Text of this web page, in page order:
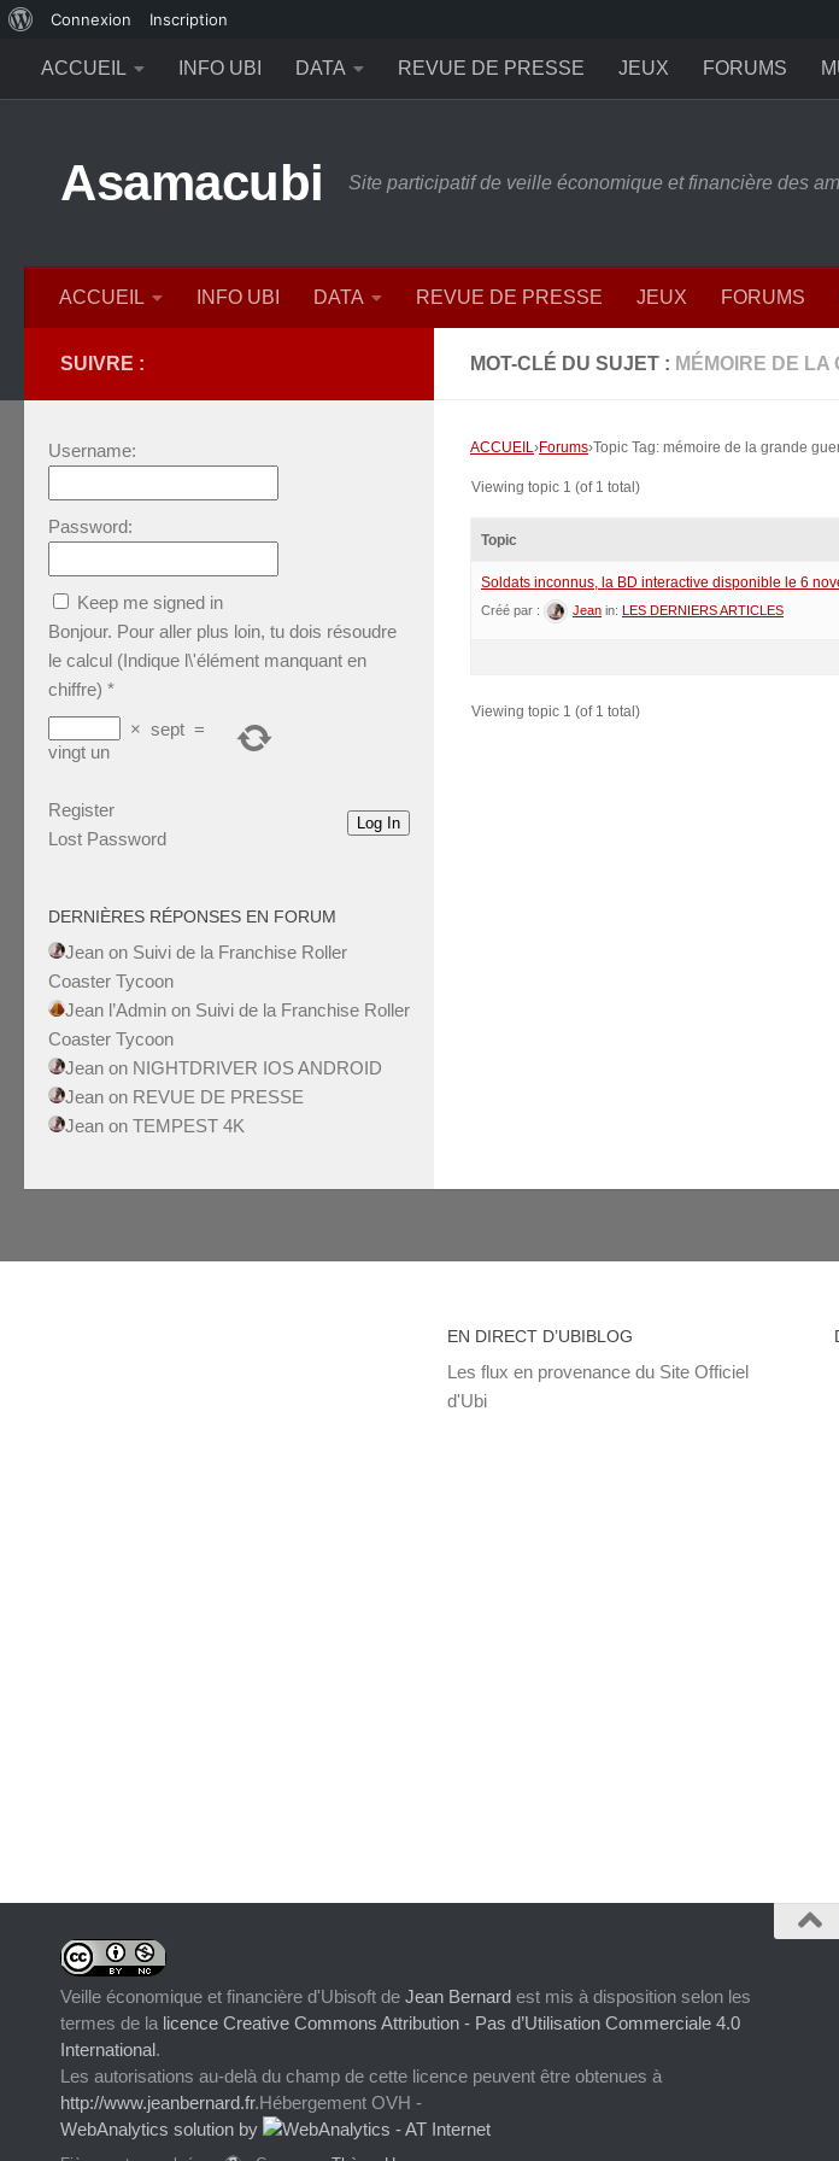
propos
de
Connexion Inscription
ACCUEIL
INFO UBI DATA REVUE DE PRESSE JEUX FORUMS
Asamacubi Site participatif de veille économique et financière des
ACCUEIL INFO UBI DATA REVUE DE PRESSE JEUX FORUMS
MOT-CLÉ DU SUJET : MÉMOIRE DE LA
ACCUEIL›Forums›Topic Tag: mémoire de la grande
Viewing topic 1 (of 1 total)
Topic
Soldats inconnus, la BD interactive disponible le 6
Créé par : Jean in: LES DERNIERS ARTICLES
Viewing topic 1 (of 1 total)
SUIVRE :
Username:
Password:
Keep me signed in
Bonjour. Pour aller plus loin, tu dois résoudre
le calcul (Indique l\'élément manquant en
chiffre) *
× sept =
vingt un
Log In
Register
Lost Password
DERNIÈRES RÉPONSES EN FORUM
Jean on Suivi de la Franchise Roller
Coaster Tycoon
Jean l’Admin on Suivi de la Franchise Roller
Coaster Tycoon
Jean on NIGHTDRIVER IOS ANDROID
Jean on REVUE DE PRESSE
Jean on TEMPEST 4K
EN DIRECT D’UBIBLOG
Les flux en provenance du Site Officiel
d'Ubi
Veille économique et financière d'Ubisoft de Jean Bernard est mis à disposition selon les
termes de la licence Creative Commons Attribution - Pas d’Utilisation Commerciale 4.0
International.
Les autorisations au-delà du champ de cette licence peuvent être obtenues à
http://www.jeanbernard.fr.Hébergement OVH -
WebAnalytics solution by